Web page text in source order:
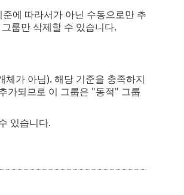
에 따라서가 아닌 수동으로만 추
룹만 삭제할 수 있습니다.
가 아님). 해당 기준을 충족하지
가되므로 이 그룹은 "동적" 그룹
있습니다.